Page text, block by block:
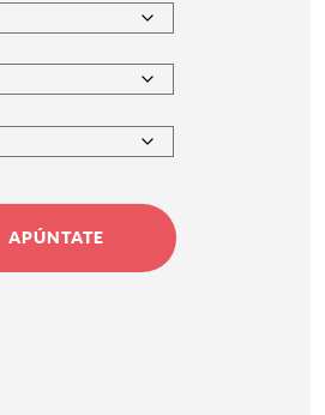
APÚNTATE